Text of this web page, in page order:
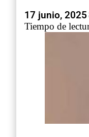
17 junio, 2025
Tiempo de